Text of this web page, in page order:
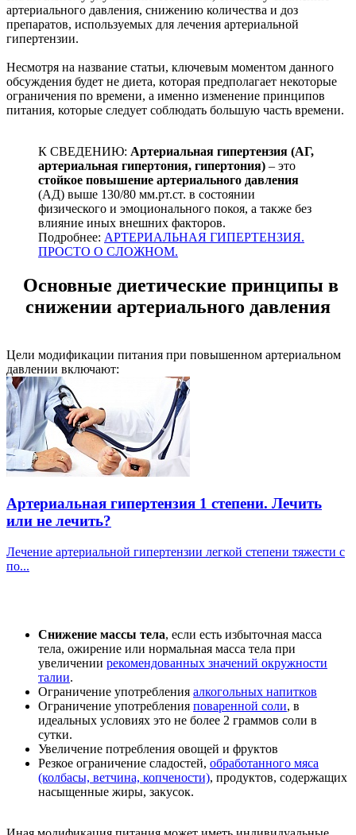
артериального давления, снижению количества и доз
препаратов, используемых для лечения артериальной
гипертензии.
Несмотря на название статьи, ключевым моментом данного
обсуждения будет не диета, которая предполагает некоторые
ограничения по времени, а именно изменение принципов
питания, которые следует соблюдать большую часть времени.
К СВЕДЕНИЮ: Артериальная гипертензия (АГ,
артериальная гипертония, гипертония) – это
стойкое повышение артериального давления
(АД) выше 130/80 мм.рт.ст. в состоянии
физического и эмоционального покоя, а также без
влияние иных внешних факторов.
Подробнее: АРТЕРИАЛЬНАЯ ГИПЕРТЕНЗИЯ.
ПРОСТО О СЛОЖНОМ.
Основные диетические принципы в
снижении артериального давления
Цели модификации питания при повышенном артериальном
давлении включают:
Артериальная гипертензия 1 степени. Лечить
или не лечить?
Лечение артериальной гипертензии легкой степени тяжести с
по...
Снижение массы тела, если есть избыточная масса
тела, ожирение или нормальная масса тела при
увеличении рекомендованных значений окружности
талии.
Ограничение употребления алкогольных напитков
Ограничение употребления поваренной соли, в
идеальных условиях это не более 2 граммов соли в
сутки.
Увеличение потребления овощей и фруктов
Резкое ограничение сладостей, обработанного мяса
(колбасы, ветчина, копчености), продуктов, содержащих
насыщенные жиры, закусок.